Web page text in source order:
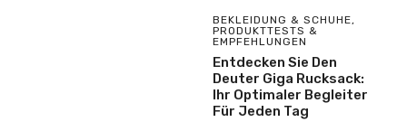
BEKLEIDUNG & SCHUHE,
PRODUKTTESTS &
EMPFEHLUNGEN
Entdecken Sie Den
Deuter Giga Rucksack:
Ihr Optimaler Begleiter
Für Jeden Tag